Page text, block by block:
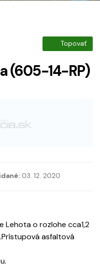
Topovať
(605-14-RP)
03. 12. 2020
Lehota o rozlohe cca1,2
asfaltová